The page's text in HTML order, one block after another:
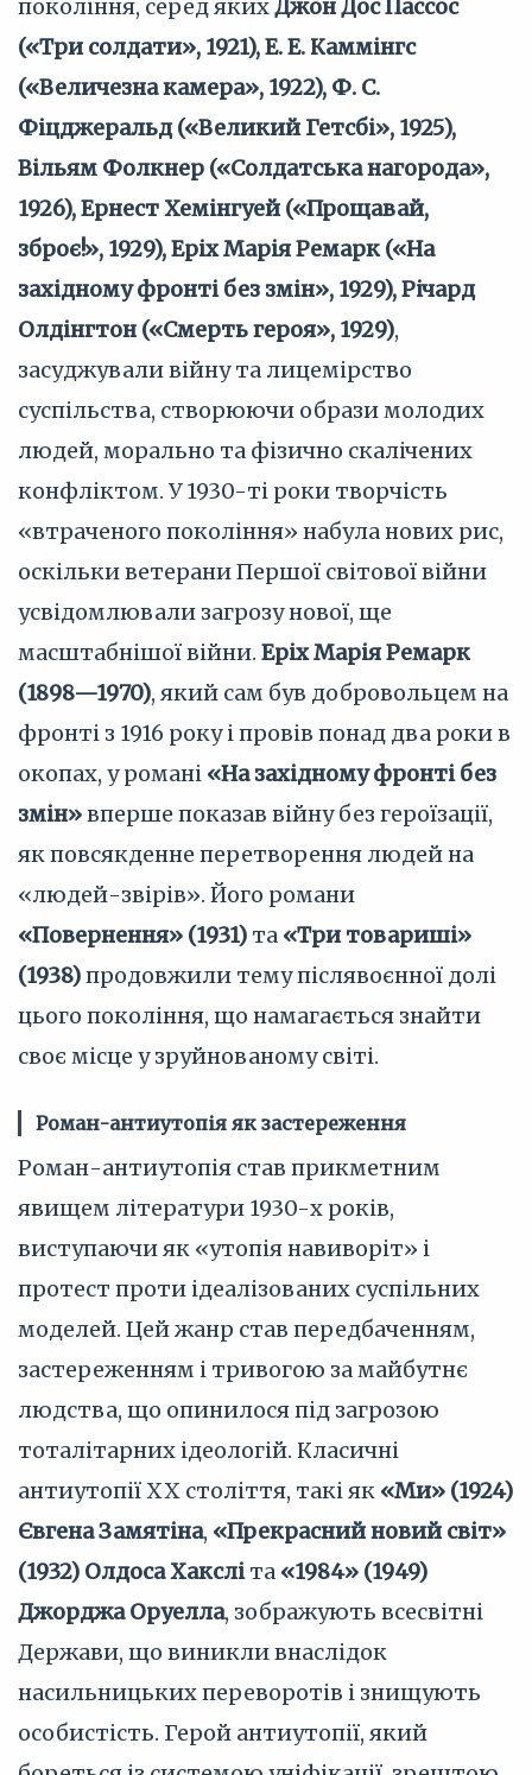
покоління, серед якихДжон Дос Пассос
(«Три солдати», 1921), Е. Е. Каммінгс
(«Величезна камера», 1922), Ф. С.
Фіцджеральд («Великий Гетсбі», 1925),
Вільям Фолкнер («Солдатська нагорода»,
1926), Ернест Хемінгуей («Прощавай,
зброє!», 1929), Еріх Марія Ремарк («На
західному фронті без змін», 1929), Річард
Олдінгтон («Смерть героя», 1929),
засуджували війну та лицемірство
суспільства, створюючи образи молодих
людей, морально та фізично скалічених
конфліктом. У 1930-ті роки творчість
«втраченого покоління» набула нових рис,
оскільки ветерани Першої світової війни
усвідомлювали загрозу нової, ще
масштабнішої війни. Еріх Марія Ремарк
(1898—1970), який сам був добровольцем на
фронті з 1916 року і провів понад два роки в
окопах, у романі «На західному фронті без
змін»вперше показав війну без героїзації,
як повсякденне перетворення людей на
«людей-звірів». Його романи
«Повернення» (1931) та «Три товариші»
(1938)продовжили тему післявоєнної долі
цього покоління, що намагається знайти
своє місце у зруйнованому світі.
Роман-антиутопія як застереження
Роман-антиутопія став прикметним
явищем літератури 1930-х років,
виступаючи як «утопія навиворіт» і
протест проти ідеалізованих суспільних
моделей. Цей жанр став передбаченням,
застереженням і тривогою за майбутнє
людства, що опинилося під загрозою
тоталітарних ідеологій. Класичні
антиутопії XX століття, такі як «Ми» (1924)
Євгена Замятіна, «Прекрасний новий світ»
(1932) Олдоса Хаксліта «1984» (1949)
Джорджа Оруелла, зображують всесвітні
Держави, що виникли внаслідок
насильницьких переворотів і знищують
особистість. Герой антиутопії, який